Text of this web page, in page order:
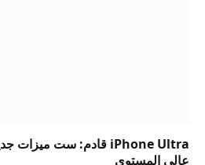
عالي المستوى